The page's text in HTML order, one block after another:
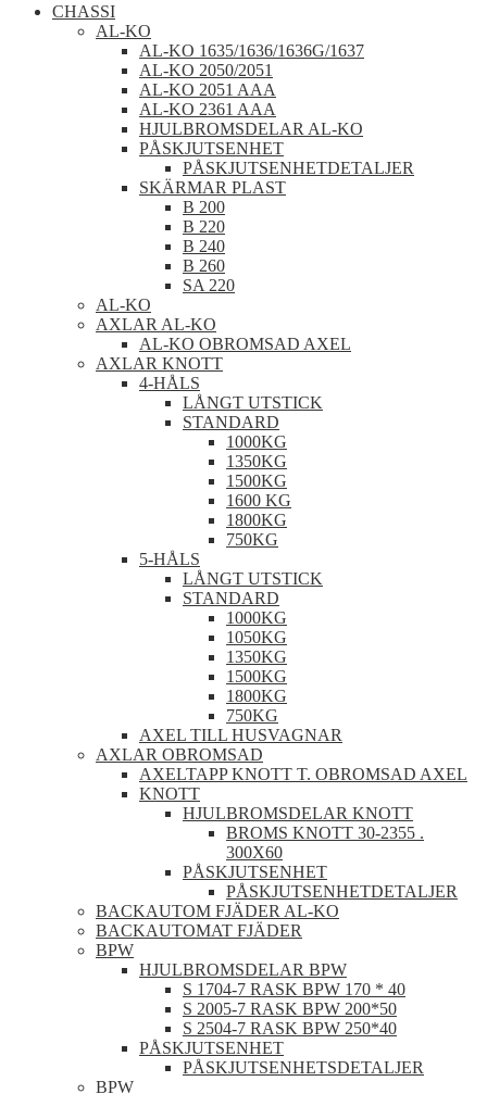
CHASSI
AL-KO
AL-KO 1635/1636/1636G/1637
AL-KO 2050/2051
AL-KO 2051 AAA
AL-KO 2361 AAA
HJULBROMSDELAR AL-KO
PÅSKJUTSENHET
PÅSKJUTSENHETDETALJER
SKÄRMAR PLAST
B 200
B 220
B 240
B 260
SA 220
AL-KO
AXLAR AL-KO
AL-KO OBROMSAD AXEL
AXLAR KNOTT
4-HÅLS
LÅNGT UTSTICK
STANDARD
1000KG
1350KG
1500KG
1600 KG
1800KG
750KG
5-HÅLS
LÅNGT UTSTICK
STANDARD
1000KG
1050KG
1350KG
1500KG
1800KG
750KG
AXEL TILL HUSVAGNAR
AXLAR OBROMSAD
AXELTAPP KNOTT T. OBROMSAD AXEL
KNOTT
HJULBROMSDELAR KNOTT
BROMS KNOTT 30-2355 .
300X60
PÅSKJUTSENHET
PÅSKJUTSENHETDETALJER
BACKAUTOM FJÄDER AL-KO
BACKAUTOMAT FJÄDER
BPW
HJULBROMSDELAR BPW
S 1704-7 RASK BPW 170 * 40
S 2005-7 RASK BPW 200*50
S 2504-7 RASK BPW 250*40
PÅSKJUTSENHET
PÅSKJUTSENHETSDETALJER
BPW